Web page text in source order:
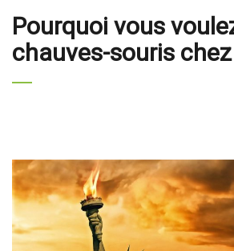
Pourquoi vous
chauves-souris